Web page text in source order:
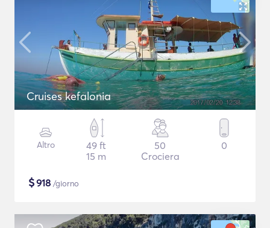
Cruises kefalonia
Altro
49 ft
15 m
50
Crociera
0
$918 /giorno